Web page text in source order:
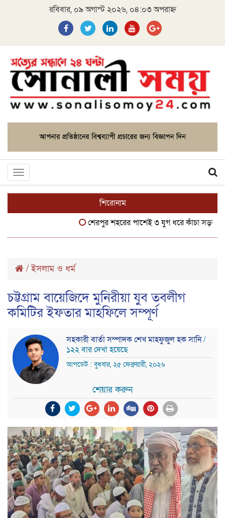
রবিবার, ০৯ অগাস্ট ২০২৬, ০৪:০৩ অপরাহ্ন
Toggle
navigation
শিরোনাম
শেরপুর শহরের পাশেই ৩ যুগ ধরে কাঁচা সড়ক,
/ইসলাম ও ধর্ম
চট্টগ্রাম বায়েজিদে মুনিরীয়া যুব তবলীগ
কমিটির ইফতার মাহফিলে সম্পূর্ণ
সহকারী বার্তা সম্পাদক শেখ মাহফুজুল হক সানি/
১২২ বার দেখা হয়েছে
আপডেট : বুধবার, ২৫ ফেব্রুয়ারী, ২০২৬
শেয়ার করুন